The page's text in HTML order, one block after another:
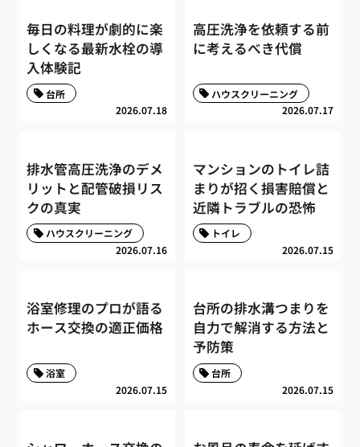
毎日の料理が劇的に楽
しくなる最新水栓の導
入体験記
2026.07.18
台所
高圧洗浄を依頼する前
に考えるべき代償
2026.07.17
ハウスクリーニング
排水管高圧洗浄のデメ
リットと配管破損リス
クの真実
2026.07.16
ハウスクリーニング
マンションのトイレ詰
まりが招く損害賠償と
近隣トラブルの恐怖
2026.07.15
トイレ
浴室修理のプロが語る
ホース交換の適正価格
2026.07.15
浴室
台所の排水溝つまりを
自力で解消する方法と
予防策
2026.07.15
台所